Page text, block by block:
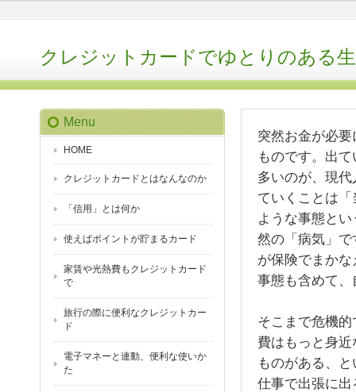
クレジットカードでゆとりのある
突然お金が必
ものです。出
多いのが、現
ていくことは
ような事態と
然の「病気」
が保険でまか
事態も含めて
そこまで危機
費はもっと身
ものがある、
仕事で出張に
Menu
HOME
クレジットカードとはなんなのか
「信用」とは何か
使えばポイントが貯まるカード
家賃や光熱費もクレジットカード
で
旅行の際に便利なクレジットカー
ド
電子マネーと連動、便利な使いか
た